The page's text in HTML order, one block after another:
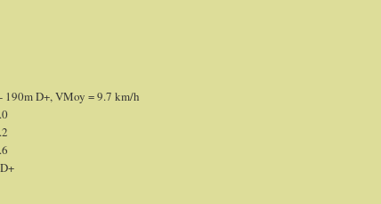
190m D+, VMoy = 9.7 km/h